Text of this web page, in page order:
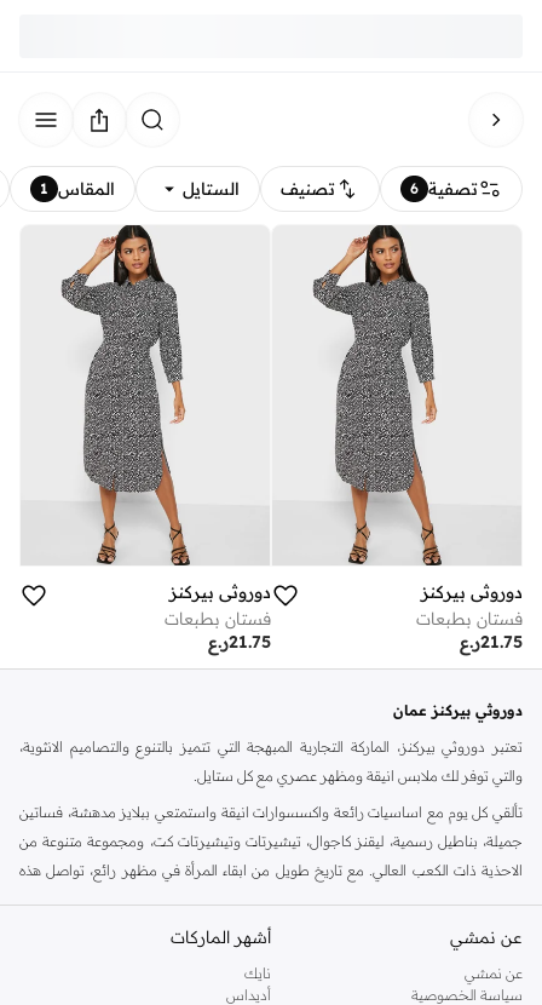
تصفية 6 تصنيف الستايل المقاس 1
دوروثي بيركنز
فستان بطبعات
ر.ع21.75
دوروثي بيركنز
فستان بطبعات
ر.ع21.75
دوروثي بيركنز عمان
تعتبر دوروثي بيركنز، الماركة التجارية المبهجة التي تتميز بالتنوع والتصاميم الانثوية،
والتي توفر لك ملابس انيقة ومظهر عصري مع كل ستايل.
تألقي كل يوم مع اساسيات رائعة واكسسوارات انيقة واستمتعي ببلايز مدهشة، فساتين
جميلة، بناطيل رسمية، ليقنز كاجوال، تيشيرتات وتيشيرتات كت، ومجموعة متنوعة من
الاحذية ذات الكعب العالي. مع تاريخ طويل من ابقاء المرأة في مظهر رائع، تواصل هذه
كنت تقومين بتجديد خزانة ملابسك الملائمة للعمل، البحث عن فستان مثالي للحفلات او
اليه.
عن نمشي
عن نمشي
سياسة الخصوصية
أشهر الماركات
نايك
أديداس